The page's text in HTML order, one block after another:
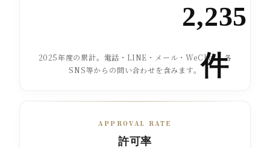
2,235
件
2025年度の累計。電話・LINE・メール・WeChat・各
SNS等からの問い合わせを含みます。
APPROVAL RATE
許可率